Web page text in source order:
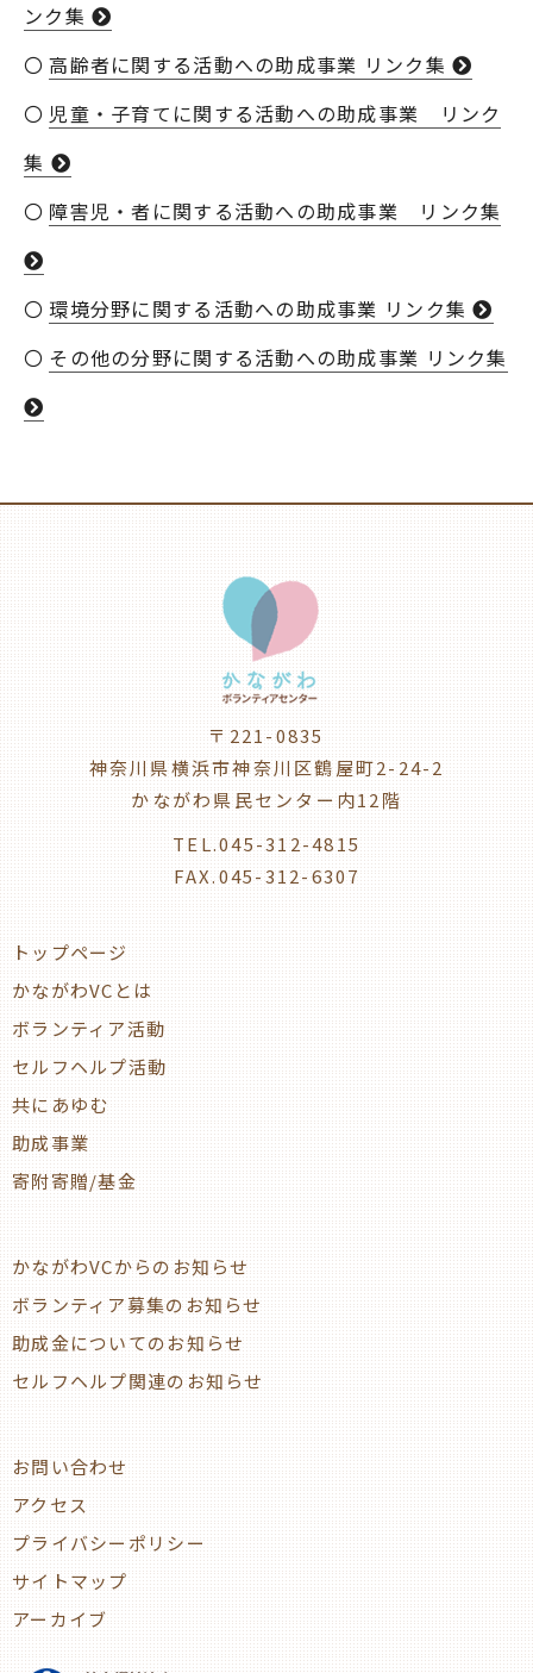
ンク集
高齢者に関する活動への助成事業 リンク集
児童・子育てに関する活動への助成事業 リンク
集
障害児・者に関する活動への助成事業 リンク集
環境分野に関する活動への助成事業 リンク集
その他の分野に関する活動への助成事業 リンク集
〒221-0835
神奈川県横浜市神奈川区鶴屋町2-24-2
かながわ県民センター内12階
TEL.045-312-4815
FAX.045-312-6307
トップページ
かながわVCとは
ボランティア活動
セルフヘルプ活動
共にあゆむ
助成事業
寄附寄贈/基金
かながわVCからのお知らせ
ボランティア募集のお知らせ
助成金についてのお知らせ
セルフヘルプ関連のお知らせ
お問い合わせ
アクセス
プライバシーポリシー
サイトマップ
アーカイブ